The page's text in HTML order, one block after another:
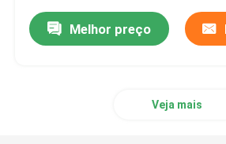
Melhor preço
Veja mais